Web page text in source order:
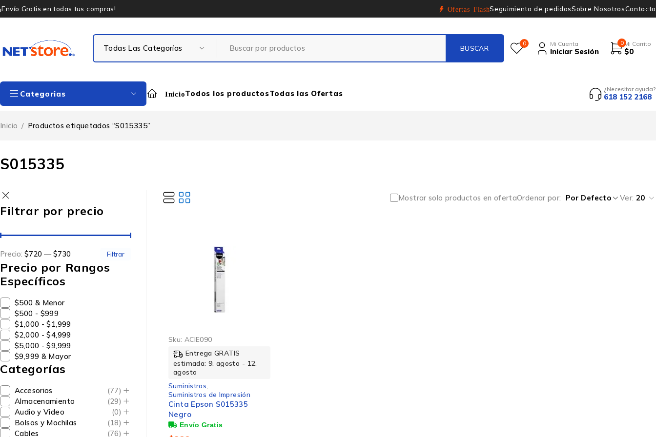
¡Envío Gratis en todas tus compras! Ofertas FlashSeguimiento de pedidosSobre NosotrosContacto
0 Mi Cuenta
Iniciar Sesión
0 Mi Carrito
$0
Categorias InicioTodos los productosTodas las Ofertas ¿Necesitar ayuda?
618 152 2168
S015335
Inicio / Productos etiquetados “S015335”
Filtrar por precio
Filtrar
Precio: $720 — $730
Precio por Rangos
Específicos
$500 & Menor
$500 - $999
$1,000 - $1,999
$2,000 - $4,999
$5,000 - $9,999
$9,999 & Mayor
Categorías
Accesorios
(77)
Almacenamiento
(29)
Audio y Video
(0)
Bolsos y Mochilas
(18)
Cables
(76)
Mostrar solo productos en ofertaOrdenar por Por Defecto Ver: 20
Sku: ACIE090
Entrega GRATIS
estimada: 9. agosto - 12.
agosto
Suministros
Suministros de Impresión
Cinta Epson S015335
Negro